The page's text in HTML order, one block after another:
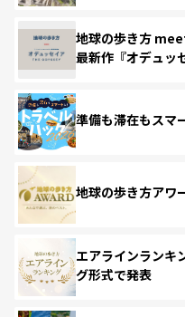
地球の歩き方
最新作『オデュッ
準備も滞在もス
地球の歩き方アワ
エアラインラン
グ形式で発表